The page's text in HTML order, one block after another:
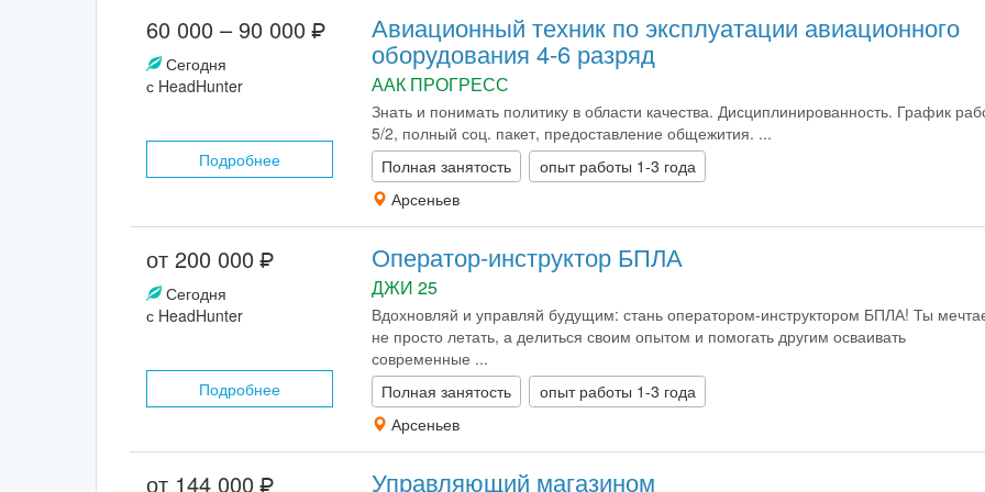
60 000 – 90 000
Сегодня
с HeadHunter
Подробнее
Авиационный техник по эксплуатации авиационного
оборудования 4-6 разряд
ААК ПРОГРЕСС
Знать и понимать политику в области качества. Дисциплинированность. График
5/2, полный соц. пакет, предоставление общежития. ...
Полная занятость
опыт работы 1-3 года
Арсеньев
от 200 000
Сегодня
с HeadHunter
Подробнее
Оператор-инструктор БПЛА
ДЖИ 25
Вдохновляй и управляй будущим: стань оператором-инструктором БПЛА! Ты
не просто летать, а делиться своим опытом и помогать другим осваивать
современные ...
Полная занятость
опыт работы 1-3 года
Арсеньев
от 144 000 Управляющий магазином